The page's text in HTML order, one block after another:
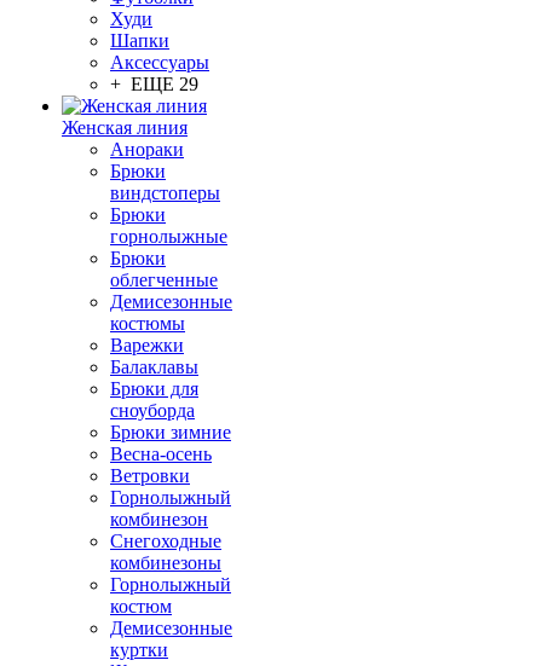
Худи
Шапки
Аксессуары
+ ЕЩЕ 29
Женская линия
Анораки
Брюки
виндстоперы
Брюки
горнолыжные
Брюки
облегченные
Демисезонные
костюмы
Варежки
Балаклавы
Брюки для
сноуборда
Брюки зимние
Весна-осень
Ветровки
Горнолыжный
комбинезон
Снегоходные
комбинезоны
Горнолыжный
костюм
Демисезонные
куртки